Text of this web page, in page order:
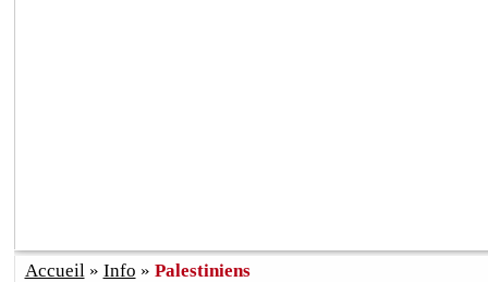
Accueil» Info » Palestiniens